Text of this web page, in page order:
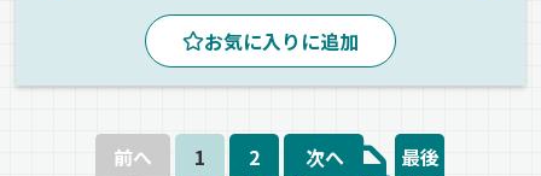
早朝 真夜中 昼 地場
カーナビ搭載
ジョロダー・ジョルダー
1人1台専用車
パレット輸送 ETC搭載
手積み
お気に入りに追加
前へ 1 2 次へ 最後